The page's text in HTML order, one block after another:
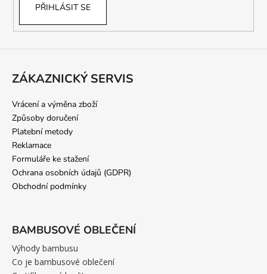
PŘIHLÁSIT SE
ZÁKAZNICKÝ SERVIS
Vrácení a výměna zboží
Způsoby doručení
Platební metody
Reklamace
Formuláře ke stažení
Ochrana osobních údajů (GDPR)
Obchodní podmínky
BAMBUSOVÉ OBLEČENÍ
Výhody bambusu
Co je bambusové oblečení